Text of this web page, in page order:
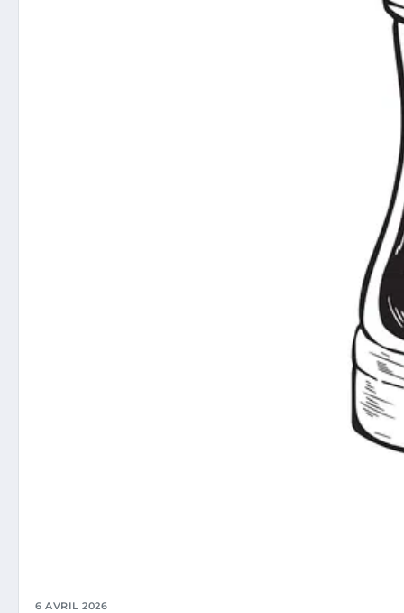
6 AVRIL 2026